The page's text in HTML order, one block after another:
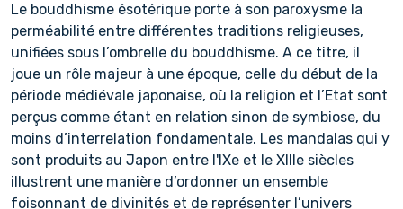
Le bouddhisme ésotérique porte à son paroxysme la
perméabilité entre différentes traditions religieuses,
unifiées sous l’ombrelle du bouddhisme. A ce titre, il
joue un rôle majeur à une époque, celle du début de la
période médiévale japonaise, où la religion et l’Etat sont
perçus comme étant en relation sinon de symbiose, du
moins d’interrelation fondamentale. Les mandalas qui y
sont produits au Japon entre l'IXe et le XIIIe siècles
illustrent une manière d’ordonner un ensemble
foisonnant de divinités et de représenter l’univers